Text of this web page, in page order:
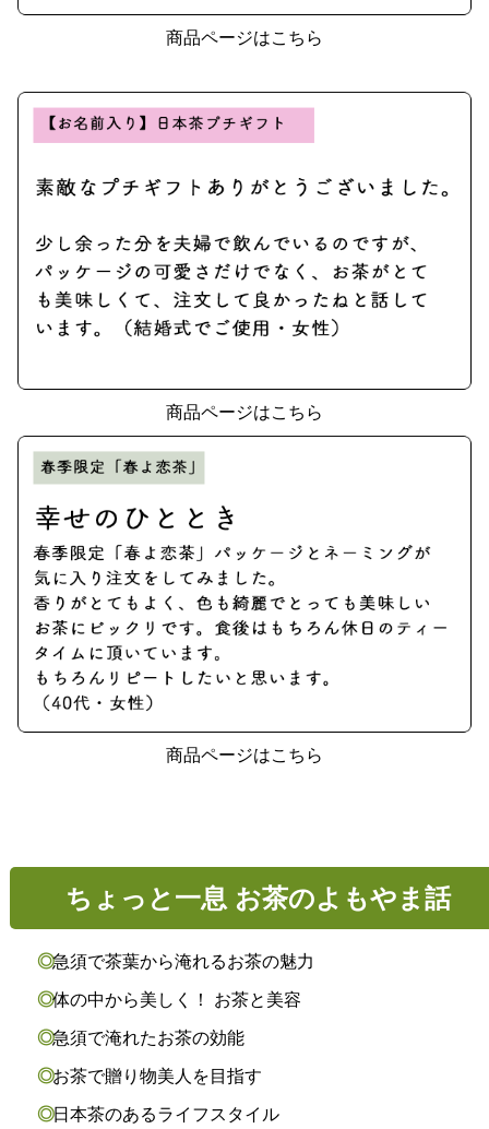
商品ページはこちら
商品ページはこちら
商品ページはこちら
ちょっと一息 お茶のよもやま話
急須で茶葉から淹れるお茶の魅力
体の中から美しく！ お茶と美容
急須で淹れたお茶の効能
お茶で贈り物美人を目指す
日本茶のあるライフスタイル